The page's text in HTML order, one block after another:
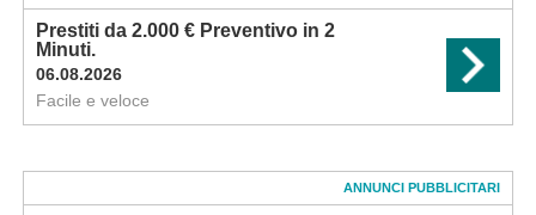
Prestiti da 2.000 € Preventivo in 2
Minuti.
06.08.2026
Facile e veloce
ANNUNCI PUBBLICITARI